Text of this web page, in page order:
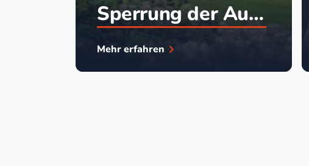
Sperrung der Aussichtsplattform
Mehr erfahren